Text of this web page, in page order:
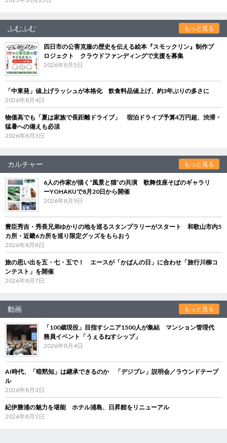
ふむふむ もっと見る
四日市の公害克服の歴史を伝える絵本『スモックリン』制作プ
ロジェクト クラウドファンディングで支援を募集
2026年8月5日
「中東発」値上げラッシュが本格化 飲食料品値上げ、約3年ぶりの多さに
2026年8月4日
物価高でも「夏は家族で長距離ドライブ」 宿泊ドライブ予算4万円超、渋滞・
猛暑への備えも必須
2026年8月3日
カルチャー もっと見る
6人の作家が描く“風景と猫”の共演 歌舞伎座そばのギャラリ
ーYOHAKUで8月20日から開催
2026年8月9日
豊臣秀吉・秀長兄弟ゆかりの地を巡るスタンプラリーがスタート 和歌山市内5
カ所・近畿6カ所を巡り限定グッズをもらおう
2026年8月8日
旅の思い出を五・七・五で！ エースが「かばんの日」に合わせ「旅行川柳コ
ンテスト」を開催
2026年8月7日
動画 もっと見る
「100歳現役」目指すシニア1500人が集結 マンション管理代
務員イベント「うぇるねすシップ」
2026年8月4日
AI時代、「暗黙知」は継承できるのか 「デジブレ」説明会／ラウンドテーブ
ル
2026年8月3日
紀伊勝浦の魅力を堪能 ホテル浦島、日昇館をリニューアル
2026年8月3日